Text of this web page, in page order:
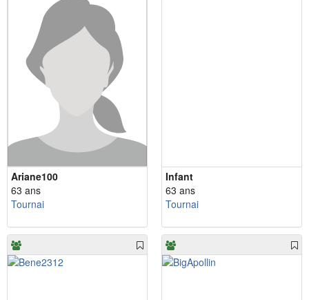
Ariane100
63 ans
Tournai
Infant
63 ans
Tournai